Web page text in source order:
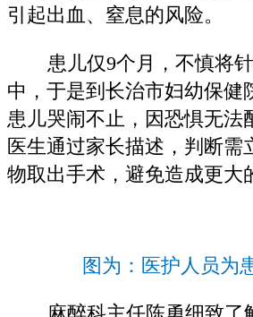
引起出血、窒息的风险。
患儿仅9个月，不慎将
中，于是到长治市妇幼保健
患儿哭闹不止，因恐惧无法
医生通过家长描述，判断需
物取出手术，避免造成更大
图为：医护人员为